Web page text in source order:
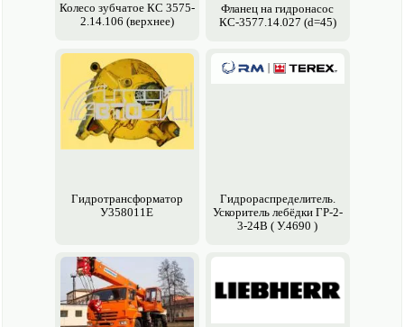
Колесо зубчатое КС 3575-
2.14.106 (верхнее)
Фланец на гидронасос
КС-3577.14.027 (d=45)
Гидротрансформатор
У358011Е
Гидрораспределитель.
Ускоритель лебёдки ГР-2-
3-24В ( У.4690 )